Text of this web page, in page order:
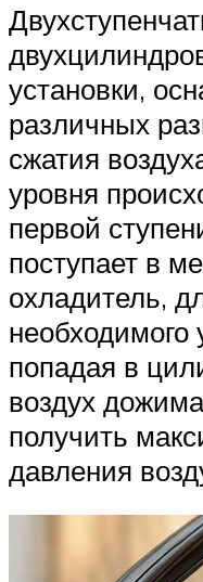
установки,
различных
сжатия
уровня
первой
поступает в
охладитель,
необходимого
попадая в
воздух
получить
давления